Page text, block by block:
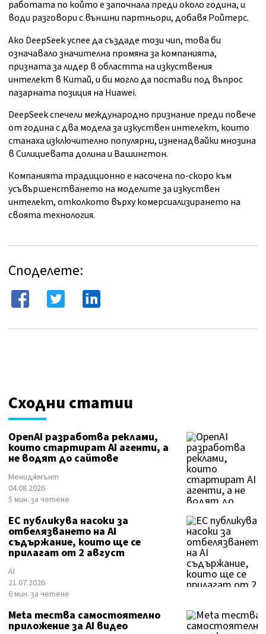
работата по който е започнала преди около година, и
води разговори с външни партньори, добавя Ройтерс.
Ако DeepSeek успее да създаде този чип, това би
означавало значителна промяна за компанията,
призната за лидер в областта на изкуствения
интелект в Китай, и би могло да постави под въпрос
пазарната позиция на Huawei.
DeepSeek спечели международно признание преди повече
от година с два модела за изкуствен интелект, които
станаха изключително популярни, изненадвайки мнозина
в Силициевата долина и Вашингтон.
Компанията традиционно е насочена по-скоро към
усъвършенстването на моделите за изкуствен
интелект, отколкото върху комерсиализирането на
своята технология.
Споделете:
Сходни статии
OpenAI разработва реклами,
които стартират AI агенти, а
не водят до сайтове
Мениджмънт
04.08.2026
5 мин. за четене
ЕС публикува насоки за
отбелязването на AI
съдържание, които ще се
прилагат от 2 август
AI
21.07.2026
6 мин. за четене
Meta тества самостоятелно
приложение за AI видео